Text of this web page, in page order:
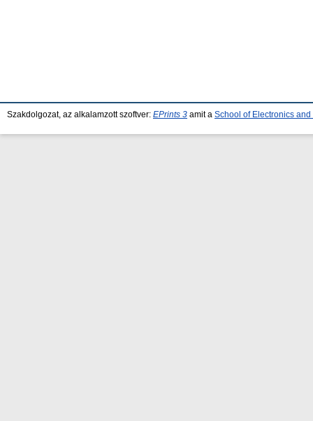
Szakdolgozat, az alkalamzott szoftver: EPrints 3 amit a School of Electronics